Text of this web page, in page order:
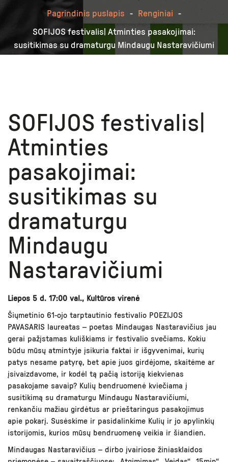
Pagrindinis puslapis - Renginiai
-
SOFIJOS festivalis| Atminties pasakojimai:
susitikimas su dramaturgu Mindaugu Nastaravičiumi
SOFIJOS festivalis|
Atminties
pasakojimai:
susitikimas su
dramaturgu
Mindaugu
Nastaravičiumi
Liepos 5 d. 17:00 val., Kultūros virenė
Šiųmetinio 61-ojo tarptautinio festivalio POEZIJOS
PAVASARIS laureatas – poetas Mindaugas Nastaravičius jau
gerai pažįstamas kuliškiams ir festivalio svečiams. Kokiu
būdu mūsų atmintyje įsikuria faktai ir išgyvenimai, kurių
patys nesame patyrę, bet apie juos girdėjome, skaitėme ar
įsivaizdavome, ir kodėl tą pačią istoriją kiekvienas
pasakojame savaip? Kulių bendruomenė kviečiama į
susitikimą su dramaturgu Mindaugu Nastaravičiumi,
renkančiu mažiau girdėtus ar prieštaringus pasakojimus
apie pokarį. Susėskime ir pasidalinkime Kulių ir jo apylinkių
istorijomis, kurios mūsų bendruomenę veikia ir šiandien.
Mindaugas Nastaravičius – dirbo įvairiose žiniasklaidos